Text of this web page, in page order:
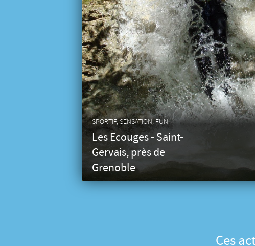
SPORTIF, SENSATION, FUN
Les Ecouges - Saint-
Gervais, près de
Grenoble
Ces